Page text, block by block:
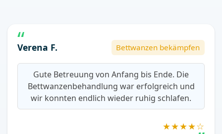
Verena F. Bettwanzen bekämpfen
Gute Betreuung von Anfang bis Ende. Die
Bettwanzenbehandlung war erfolgreich und
wir konnten endlich wieder ruhig schlafen.
★★★★☆